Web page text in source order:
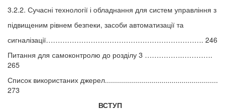
3.2.2. Сучасні технології і обладнання для систем управління з
підвищеним рівнем безпеки, засоби автоматизації та
сигналізації…………………………………………………………. 246
Питання для самоконтролю до розділу 3 …………….………….
265
Список використаних джерел........................................................
273
ВСТУП